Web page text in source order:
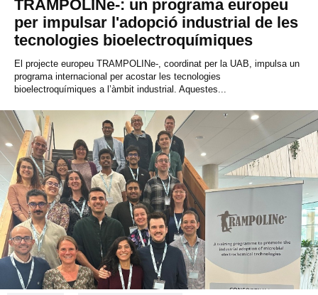
TRAMPOLINe-: un programa europeu
per impulsar l'adopció industrial de les
tecnologies bioelectroquímiques
El projecte europeu TRAMPOLINe-, coordinat per la UAB, impulsa un
programa internacional per acostar les tecnologies
bioelectroquímiques a l’àmbit industrial. Aquestes...